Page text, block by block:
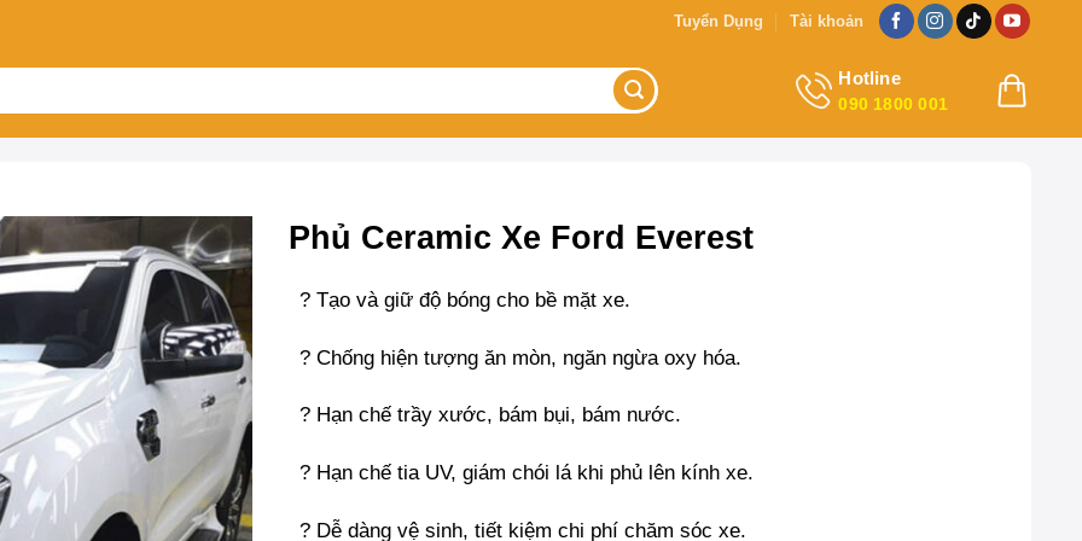
Tuyển Dụng Tài khoản
Hotline
090 1800 001
Phủ Ceramic Xe Ford Everest
? Tạo và giữ độ bóng cho bề mặt xe.
? Chống hiện tượng ăn mòn, ngăn ngừa oxy hóa.
? Hạn chế trầy xước, bám bụi, bám nước.
? Hạn chế tia UV, giám chói lá khi phủ lên kính xe.
? Dễ dàng vệ sinh, tiết kiệm chi phí chăm sóc xe.